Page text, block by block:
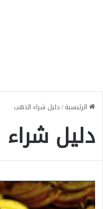
الرئيسية/دليل شراء الذهب
دليل